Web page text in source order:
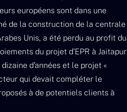
européens sont dans une
de la construction de la centrale
Unis, a été perdu au profit du
du projet d’EPR à Jaitapur
d’années et le projet «
qui devait compléter le
à de potentiels clients à